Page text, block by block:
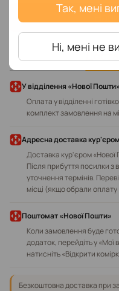
Так, мені
Ні, мені не
У відділення «Нової Пошти»
Оплата у відділенні
комплект замовлення на
Адресна доставка
Доставка кур'єром «Нової
Після прибуття посилки з
уточнення термінів.
місці (якщо обрали
Поштомат «Нової Пошти»
Коли замовлення буде
додаток, перейдіть у «Мої
натисніть «Відкрити
Безкоштовна доставка при